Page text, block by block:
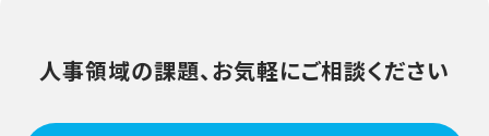
人事領域の課題、お気軽にご相談ください